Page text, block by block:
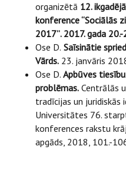
organizētā 12.
konference “Sociālās
2017”. 2017. gada
Ose D. Saīsinātie
Vārds. 23. janvāris
Ose D. Apbūves
problēmas. Centrālās
tradīcijas un
Universitātes 76.
konferences rakstu
apgāds, 2018, 101.-